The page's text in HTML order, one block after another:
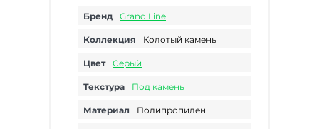
Бренд Grand Line
Коллекция Колотый камень
Цвет Серый
Текстура Под камень
Материал Полипропилен